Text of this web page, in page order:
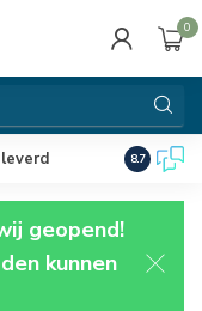
0
8.7
geopend!
kunnen